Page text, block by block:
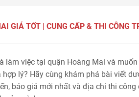
GIÁ TỐT | CUNG CẤP & THI CÔNG
làm việc tại quận Hoàng Mai và
lý? Hãy cùng khám phá bài viết
báo giá mới nhất và địa chỉ thi